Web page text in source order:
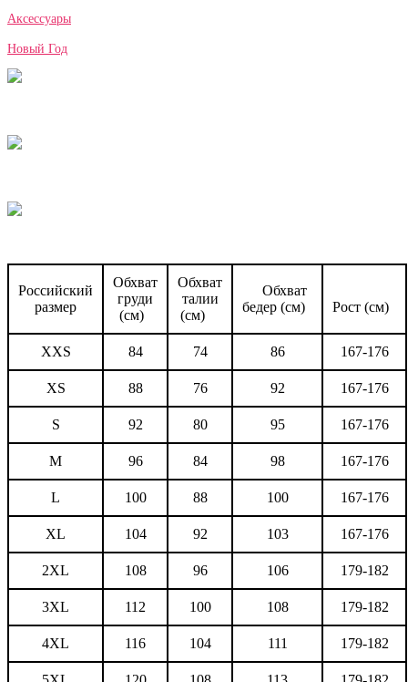
Аксессуары
Новый Год
Российский
размер
Обхват
груди
(см)
Обхват
талии
(см)
Обхват
бедер (см)
Рост (см)
XXS 84 74 86 167-176
XS 88 76 92 167-176
S 92 80 95 167-176
M 96 84 98 167-176
L 100 88 100 167-176
XL 104 92 103 167-176
2XL 108 96 106 179-182
3XL 112 100 108 179-182
4XL 116 104 111 179-182